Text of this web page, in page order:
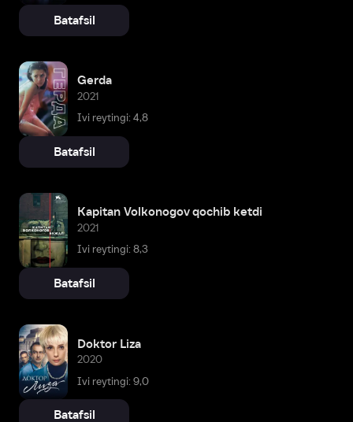
Batafsil
Gerda
2021
Ivi reytingi: 4,8
Batafsil
Kapitan Volkonogov qochib ketdi
2021
Ivi reytingi: 8,3
Batafsil
Doktor Liza
2020
Ivi reytingi: 9,0
Batafsil